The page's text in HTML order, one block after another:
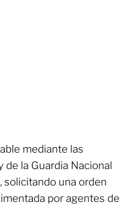
mediante las
de la Guardia Nacional
una orden
por agentes de